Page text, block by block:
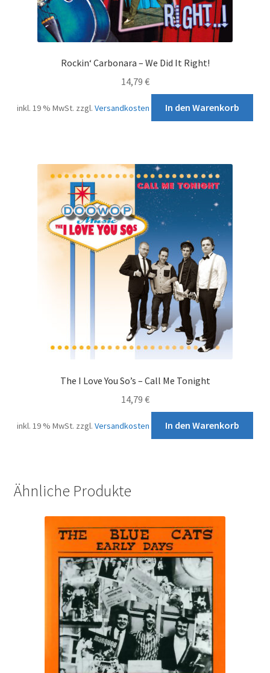
Rockin‘ Carbonara – We Did It Right!
14,79 €
inkl. 19 % MwSt. zzgl.Versandkosten In den Warenkorb
The I Love You So’s – Call Me Tonight
14,79 €
inkl. 19 % MwSt. zzgl.Versandkosten In den Warenkorb
Ähnliche Produkte